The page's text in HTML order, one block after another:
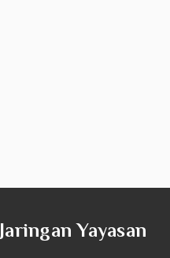
Jaringan Yayasan